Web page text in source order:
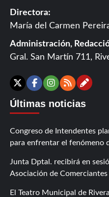
Directora:
María del Carmen
Administración,
Gral. San Martín 711,
X Facebook
Instagram
RSS
Últimas noticias
Congreso de Intendentes
para enfrentar el fenómeno
Junta Dptal. recibirá en
Asociación de
El Teatro Municipal de